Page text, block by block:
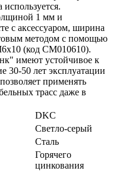
1 мм и
с аксессуаром, ширина
методом с помощью
(код СМ010610).
имеют устойчивое к
30-50 лет эксплуатации
применять
трасс даже в
DKC
Светло-серый
Сталь
Горячего
цинкования